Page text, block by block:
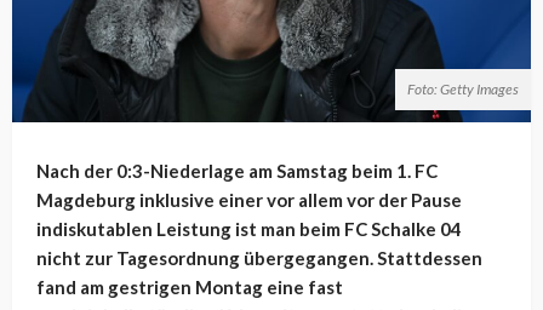
Foto: Getty Images
Nach der 0:3-Niederlage am Samstag beim 1. FC
Magdeburg inklusive einer vor allem vor der Pause
indiskutablen Leistung ist man beim FC Schalke 04
nicht zur Tagesordnung übergegangen. Stattdessen
fand am gestrigen Montag eine fast